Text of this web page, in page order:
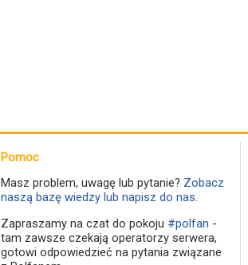
Pomoc
Masz problem, uwagę lub pytanie? Zobacz
naszą bazę wiedzy lub napisz do nas.
Zapraszamy na czat do pokoju #polfan -
tam zawsze czekają operatorzy serwera,
gotowi odpowiedzieć na pytania związane